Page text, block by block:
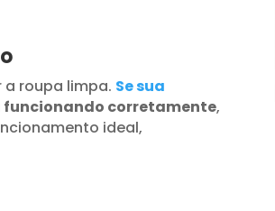
roupa limpa. Se sua
funcionando corretamente,
ideal,